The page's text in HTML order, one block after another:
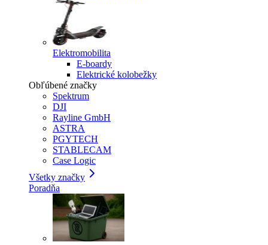
Elektromobilita
E-boardy
Elektrické kolobežky
Obľúbené značky
Spektrum
DJI
Rayline GmbH
ASTRA
PGYTECH
STABLECAM
Case Logic
Všetky značky
Poradňa